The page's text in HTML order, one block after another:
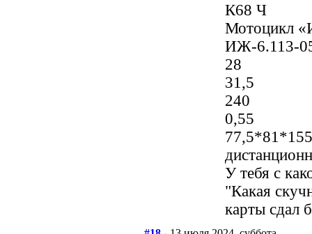
К68 Ч
Мотоцикл
ИЖ-6.113-
28
31,5
240
0,55
77,5*81*155
У тебя с
"Какая
карты сдал